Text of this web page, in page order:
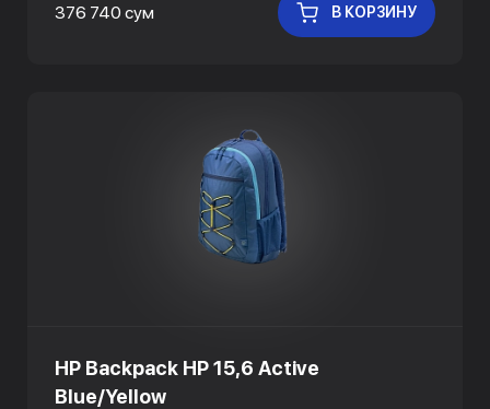
376 740 сум В КОРЗИНУ
HP Backpack HP 15,6 Active
Blue/Yellow